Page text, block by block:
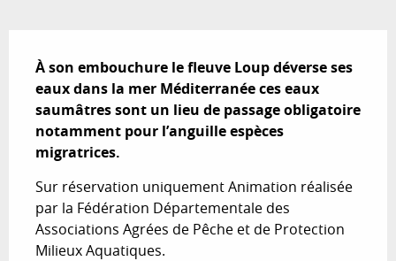
À son embouchure le fleuve Loup déverse ses
eaux dans la mer Méditerranée ces eaux
saumâtres sont un lieu de passage obligatoire
notamment pour l’anguille espèces
migratrices.
Sur réservation uniquement Animation réalisée
par la Fédération Départementale des
Associations Agrées de Pêche et de Protection
Milieux Aquatiques.